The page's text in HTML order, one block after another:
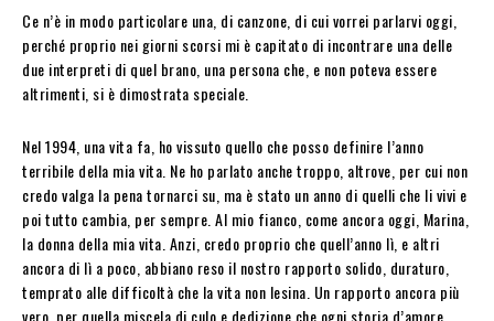
Ce n’è in modo particolare una, di canzone, di cui vorrei parlarvi oggi,
perché proprio nei giorni scorsi mi è capitato di incontrare una delle
due interpreti di quel brano, una persona che, e non poteva essere
altrimenti, si è dimostrata speciale.
Nel 1994, una vita fa, ho vissuto quello che posso definire l’anno
terribile della mia vita. Ne ho parlato anche troppo, altrove, per cui non
credo valga la pena tornarci su, ma è stato un anno di quelli che li vivi e
poi tutto cambia, per sempre. Al mio fianco, come ancora oggi, Marina,
la donna della mia vita. Anzi, credo proprio che quell’anno lì, e altri
ancora di lì a poco, abbiano reso il nostro rapporto solido, duraturo,
temprato alle difficoltà che la vita non lesina. Un rapporto ancora più
vero, per quella miscela di culo e dedizione che ogni storia d’amore